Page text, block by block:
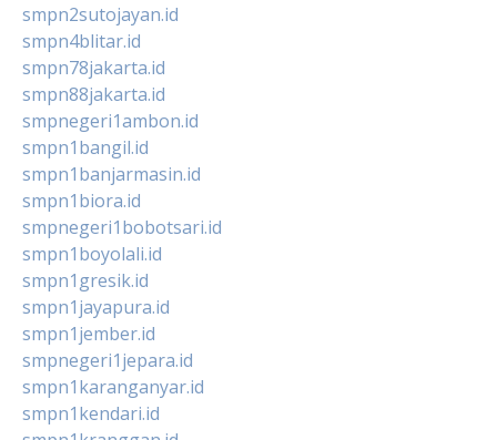
smpn2sutojayan.id
smpn4blitar.id
smpn78jakarta.id
smpn88jakarta.id
smpnegeri1ambon.id
smpn1bangil.id
smpn1banjarmasin.id
smpn1biora.id
smpnegeri1bobotsari.id
smpn1boyolali.id
smpn1gresik.id
smpn1jayapura.id
smpn1jember.id
smpnegeri1jepara.id
smpn1karanganyar.id
smpn1kendari.id